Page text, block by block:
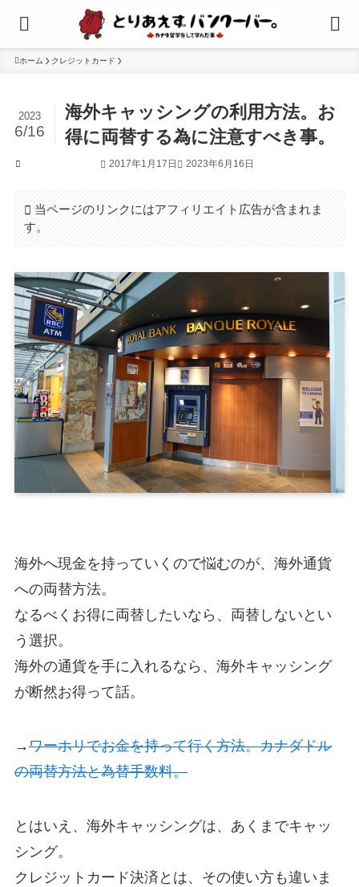
ホーム クレジットカード
海外キャッシングの利用方法。お
得に両替する為に注意すべき事。
2023
6/16
2017年1月17日 2023年6月16日
当ページのリンクにはアフィリエイト広告が含まれま
す。
海外へ現金を持っていくので悩むのが、海外通貨
への両替方法。
なるべくお得に両替したいなら、両替しないとい
う選択。
海外の通貨を手に入れるなら、海外キャッシング
が断然お得って話。
→ワーホリでお金を持って行く方法。カナダドル
の両替方法と為替手数料。
とはいえ、海外キャッシングは、あくまでキャッ
シング。
クレジットカード決済とは、その使い方も違いま